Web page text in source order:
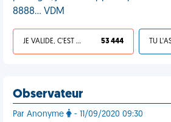
8888... VDM
JE VALIDE, C'EST UNE VDM 53 444
Observateur
Par Anonyme - 11/09/2020 09:30